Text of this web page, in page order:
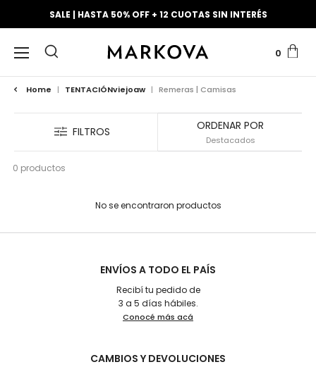
SALE | HASTA 50% OFF + 12 CUOTAS SIN INTERÉS
0
Home | TENTACIÓNviejoaw | Remeras | Camisas
FILTROS ORDENAR POR
0 productos
No se encontraron productos
ENVÍOS A TODO EL PAÍS
Recibí tu pedido de
3 a 5 días hábiles.
Conocé más acá
CAMBIOS Y DEVOLUCIONES